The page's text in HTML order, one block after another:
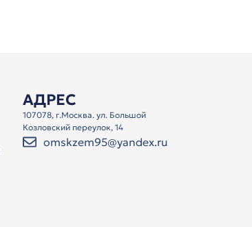
АДРЕС
107078, г.Москва. ул. Большой
Козловский переулок, 14
omskzem95@yandex.ru